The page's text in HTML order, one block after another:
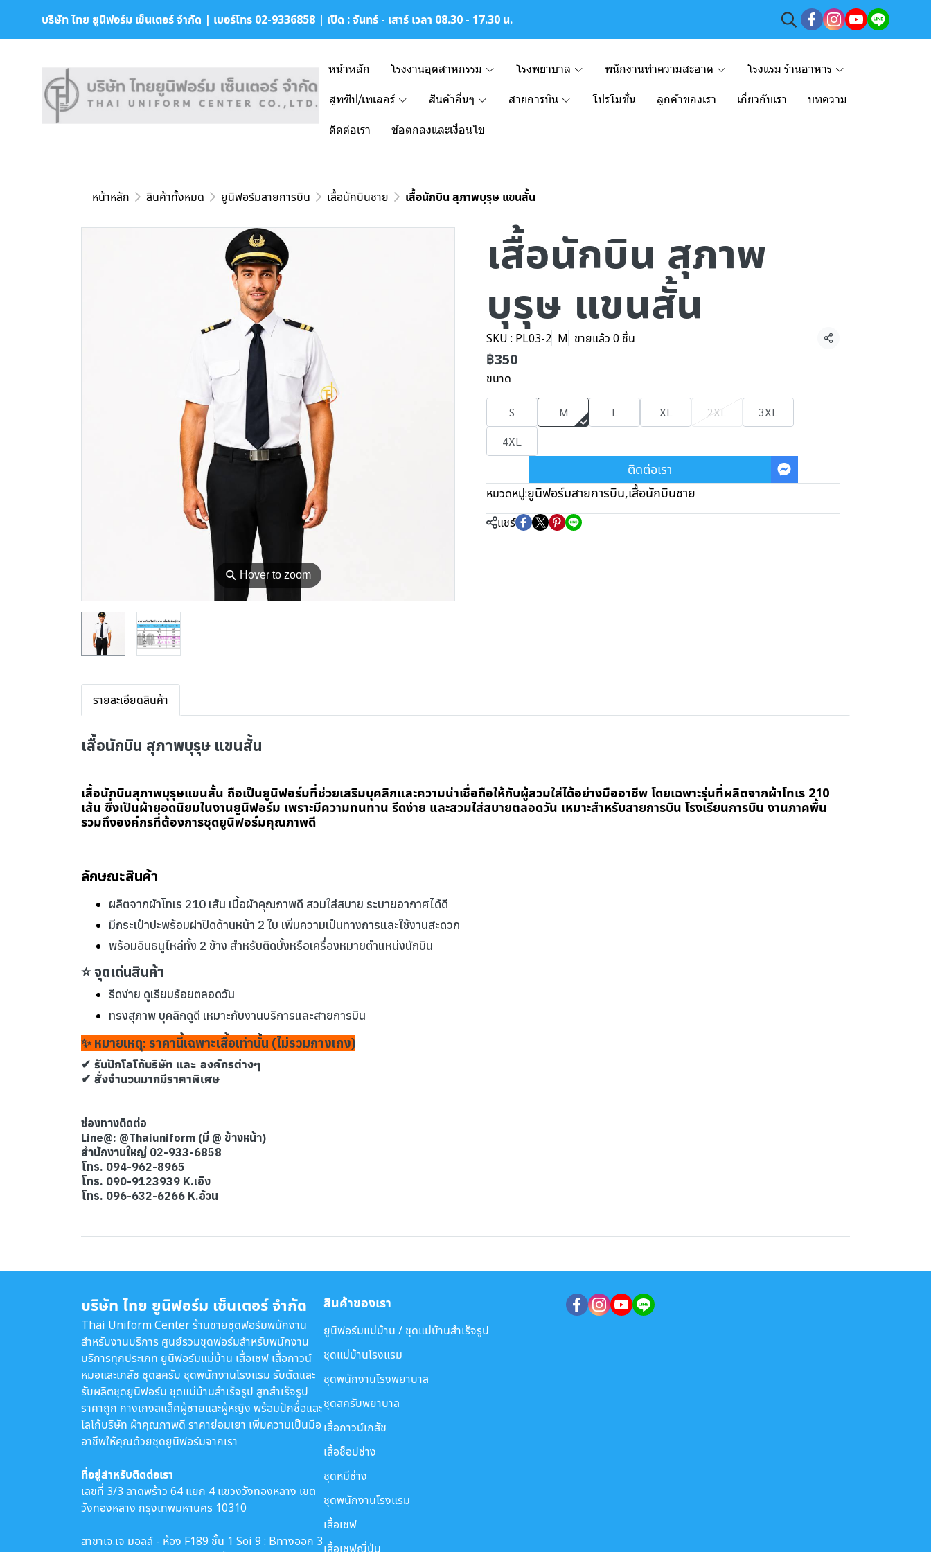
บริษัท ไทย ยูนิฟอร์ม เซ็นเตอร์ จำกัด | เบอร์โทร 02-9336858 | เปิด : จันทร์ - เสาร์ เวลา 08.30 - 17.30 น.
หน้าหลัก โรงงานอุตสาหกรรม โรงพยาบาล พนักงานทำความสะอาด โรงแรม ร้านอาหาร
สูทซิป/เทเลอร์ สินค้าอื่นๆ สายการบิน โปรโมชั่น ลูกค้าของเรา เกี่ยวกับเรา บทความ
ติดต่อเรา ข้อตกลงและเงื่อนไข
หน้าหลัก สินค้าทั้งหมด ยูนิฟอร์มสายการบิน เสื้อนักบินชาย เสื้อนักบิน สุภาพบุรุษ แขนสั้น
⚲ Hover to zoom
เสื้อนักบิน สุภาพ
บุรุษ แขนสั้น
SKU : PL03-2 M ขายแล้ว 0 ชิ้น แชร์
฿350
ขนาด
S M L XL 2XL
3XL
4XL
ติดต่อเรา
หมวดหมู่:ยูนิฟอร์มสายการบิน,เสื้อนักบินชาย
แชร์
รายละเอียดสินค้า
เสื้อนักบิน สุภาพบุรุษ แขนสั้น
เสื้อนักบินสุภาพบุรุษแขนสั้น ถือเป็นยูนิฟอร์มที่ช่วยเสริมบุคลิกและความน่าเชื่อถือให้กับผู้สวมใส่ได้อย่างมืออาชีพ โดยเฉพาะรุ่นที่ผลิตจากผ้าโทเร 210
เส้น ซึ่งเป็นผ้ายอดนิยมในงานยูนิฟอร์ม เพราะมีความทนทาน รีดง่าย และสวมใส่สบายตลอดวัน เหมาะสำหรับสายการบิน โรงเรียนการบิน งานภาคพื้น
รวมถึงองค์กรที่ต้องการชุดยูนิฟอร์มคุณภาพดี
ลักษณะสินค้า
ผลิตจากผ้าโทเร 210 เส้น เนื้อผ้าคุณภาพดี สวมใส่สบาย ระบายอากาศได้ดี
มีกระเป๋าปะพร้อมฝาปิดด้านหน้า 2 ใบ เพิ่มความเป็นทางการและใช้งานสะดวก
พร้อมอินธนูไหล่ทั้ง 2 ข้าง สำหรับติดบั้งหรือเครื่องหมายตำแหน่งนักบิน
⭐ จุดเด่นสินค้า
รีดง่าย ดูเรียบร้อยตลอดวัน
ทรงสุภาพ บุคลิกดูดี เหมาะกับงานบริการและสายการบิน
✨ หมายเหตุ: ราคานี้เฉพาะเสื้อเท่านั้น (ไม่รวมกางเกง)
✔ รับปักโลโก้บริษัท และ องค์กรต่างๆ
✔ สั่งจำนวนมากมีราคาพิเศษ
ช่องทางติดต่อ
Line@: @Thaiuniform (มี @ ข้างหน้า)
สำนักงานใหญ่ 02-933-6858
โทร. 094-962-8965
โทร. 090-9123939 K.เอิง
โทร. 096-632-6266 K.อ้วน
บริษัท ไทย ยูนิฟอร์ม เซ็นเตอร์ จำกัด
Thai Uniform Center ร้านขายชุดฟอร์มพนักงาน
สำหรับงานบริการ ศูนย์รวมชุดฟอร์มสำหรับพนักงาน
บริการทุกประเภท ยูนิฟอร์มแม่บ้าน เสื้อเชฟ เสื้อกาวน์
หมอและเภสัช ชุดสครับ ชุดพนักงานโรงแรม รับตัดและ
รับผลิตชุดยูนิฟอร์ม ชุดแม่บ้านสำเร็จรูป สูทสำเร็จรูป
ราคาถูก กางเกงสแล็คผู้ชายและผู้หญิง พร้อมปักชื่อและ
โลโก้บริษัท ผ้าคุณภาพดี ราคาย่อมเยา เพิ่มความเป็นมือ
อาชีพให้คุณด้วยชุดยูนิฟอร์มจากเรา
ที่อยู่สำหรับติดต่อเรา
เลขที่ 3/3 ลาดพร้าว 64 แยก 4 แขวงวังทองหลาง เขต
วังทองหลาง กรุงเทพมหานคร 10310
สาขาเจ.เจ มอลล์ - ห้อง F189 ชั้น 1 Soi 9 : Bทางออก 3
สินค้าของเรา
ยูนิฟอร์มแม่บ้าน / ชุดแม่บ้านสำเร็จรูป
ชุดแม่บ้านโรงแรม
ชุดพนักงานโรงพยาบาล
ชุดสครับพยาบาล
เสื้อกาวน์เภสัช
เสื้อช็อปช่าง
ชุดหมีช่าง
ชุดพนักงานโรงแรม
เสื้อเชฟ
เสื้อเชฟญี่ปุ่น